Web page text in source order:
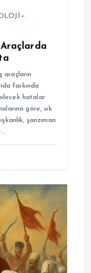
Araçlarda
araçların
farkında
hatalar
göre, sık
şanzıman